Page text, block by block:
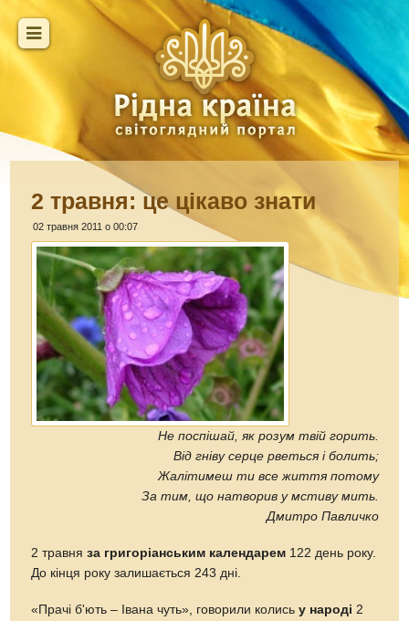
2 травня: це цікаво знати
02 травня 2011 о 00:07
Не поспішай, як розум твій горить.
Від гніву серце рветься і болить;
Жалітимеш ти все життя потому
За тим, що натворив у мстиву мить.
Дмитро Павличко
2 травняза григоріанським календарем 122 день року.
До кінця року залишається 243 дні.
«Прачі б'ють – Івана чуть», говорили колисьу народі 2